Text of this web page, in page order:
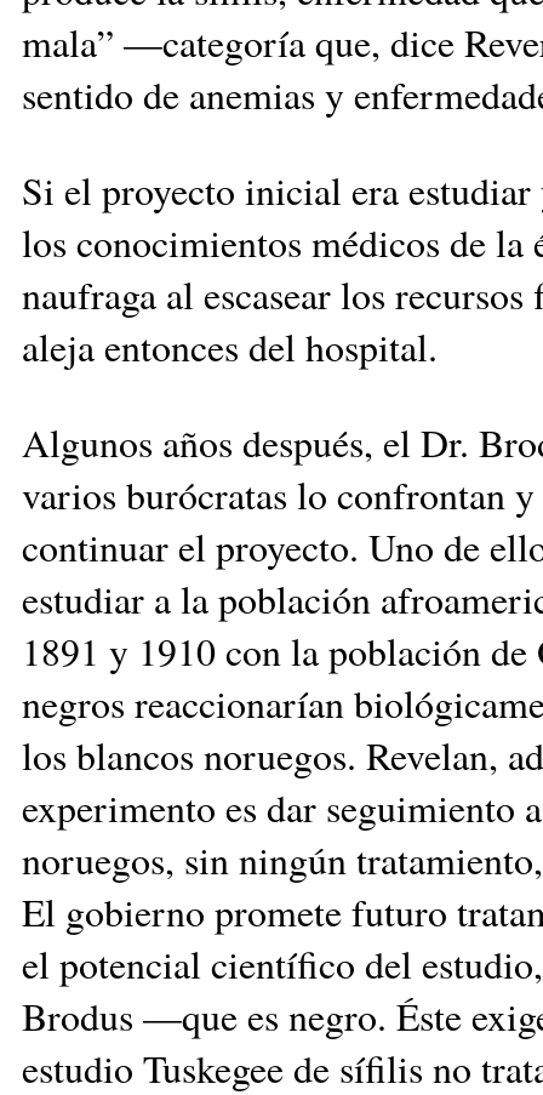
mala” —categoría que, dice
sentido de anemias y
Si el proyecto inicial era
los conocimientos médicos de la
naufraga al escasear los
aleja entonces del hospital.
Algunos años después, el Dr.
varios burócratas lo confrontan
continuar el proyecto. Uno de
estudiar a la población
1891 y 1910 con la población
negros reaccionarían
los blancos noruegos. Revelan,
experimento es dar seguimiento
noruegos, sin ningún
El gobierno promete futuro
el potencial científico del
Brodus —que es negro. Éste
estudio Tuskegee de sífilis no